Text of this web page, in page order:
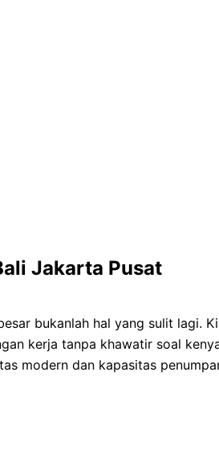
Jakarta Pusat
bukanlah hal yang sulit lagi.
kerja tanpa khawatir soal
modern dan kapasitas